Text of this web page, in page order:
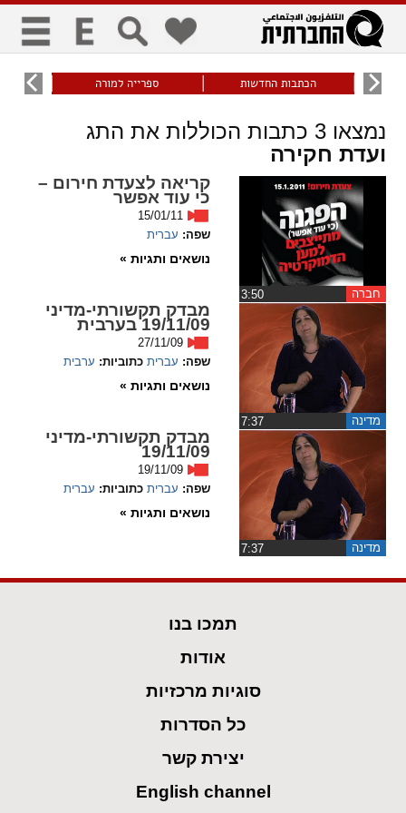
כללי
visibility_off
ביטול הבהובים
keyboard
ניווט מקלדת
title
סימון כותרות
זום
zoom_out
התרחק התקרב
גופנים
remove_circle_outline
Decrease font
Increase font
spellcheck
גופן קריא
ניגודיות צבעים
ניגודיות בהירה ניגודיות כהה
cached
כל
flag
משוב
הכתבות החדשות ספרייה למורה עוני
נמצאו3 כתבות הכוללות את התג
ועדת חקירה
חברה
קריאה לצעדת חירום –
כי עוד אפשר
15/01/11
שפה: עברית
נושאים ותגיות »
מדינה
מבדק תקשורתי-מדיני
19/11/09 בערבית
27/11/09
שפה: עברית כתוביות: ערבית
נושאים ותגיות »
מדינה
מבדק תקשורתי-מדיני
19/11/09
19/11/09
שפה: עברית כתוביות: עברית
נושאים ותגיות »
תמכו בנו
אודות
סוגיות מרכזיות
כל הסדרות
יצירת קשר
English channel